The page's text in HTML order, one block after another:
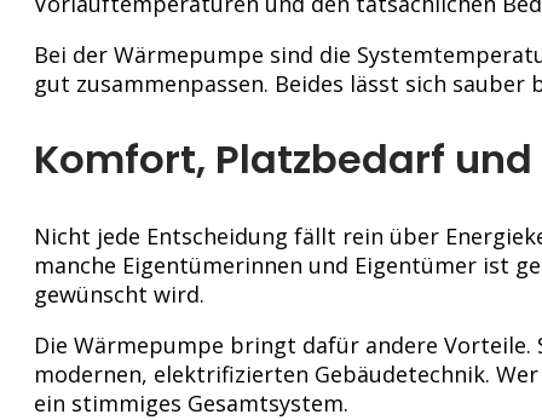
Bei der Wärmepumpe sind die
gut zusammenpassen. Beides lässt sich
Komfort, Platzbedarf
Nicht jede Entscheidung fällt rein über
manche Eigentümerinnen und Eigentümer ist
gewünscht wird.
Die Wärmepumpe bringt dafür andere
modernen, elektrifizierten Gebäudetechnik.
ein stimmiges Gesamtsystem.